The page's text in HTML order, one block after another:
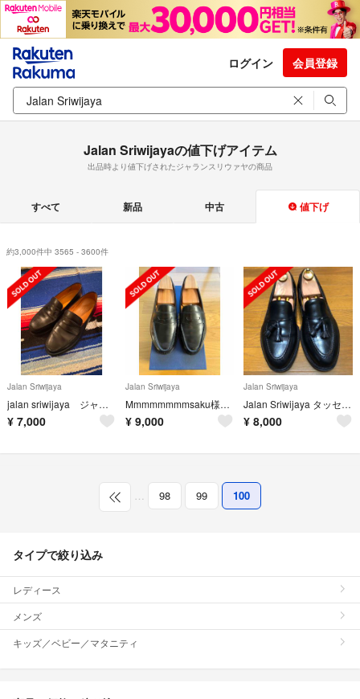
ログイン 会員登録
Jalan Sriwijayaの値下げアイテム
出品時より値下げされたジャランスリウァヤの商品
すべて 新品 中古 値下げ
約3,000件中 3565 - 3600件
Jalan Sriwijaya
jalan sriwijaya ジャランスリウァヤ ローファー
¥ 7,000
Jalan Sriwijaya
Mmmmmmmmsaku様専用ローファー 98998 サイズ5
¥ 9,000
Jalan Sriwijaya
Jalan Sriwijaya タッセルローファー 39
¥ 8,000
… 98 99 100
タイプで絞り込み
レディース
メンズ
キッズ／ベビー／マタニティ